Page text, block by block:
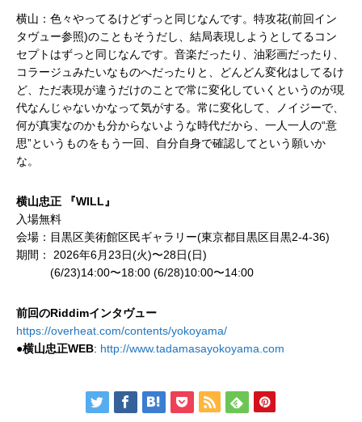
横山：色々やってるけどずっと同じなんです。特攻花(前回イン
タヴュー参照)のこともそうだし、結局表現しようとしてるコン
セプトはずっと同じなんです。音楽だったり、油彩画だったり、
コラージュみたいなものへだったりと、どんどん変化はしてるけ
ど、ただ表現が違うだけのことで常に変化していくというのが現
代なんじゃないかなって気がする。常に変化して、ノイジーで、
何が真実なのかも分からないような時代だから、一人一人の“意
思”というものをもう一回、自分自身で確認してという願いか
な。
横山忠正 『WILL』
入場無料
会場：目黒区美術館区民ギャラリー(東京都目黒区目黒2-4-36)
期間： 2026年6月23日(火)〜28日(日)
(6/23)14:00〜18:00 (6/28)10:00〜14:00
前回のRiddimインタヴュー
https://overheat.com/contents/yokoyama/
●横山忠正WEB: http://www.tadamasayokoyama.com